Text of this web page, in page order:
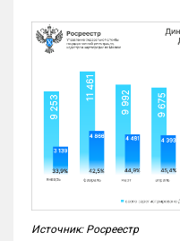
Источник: Росреестр